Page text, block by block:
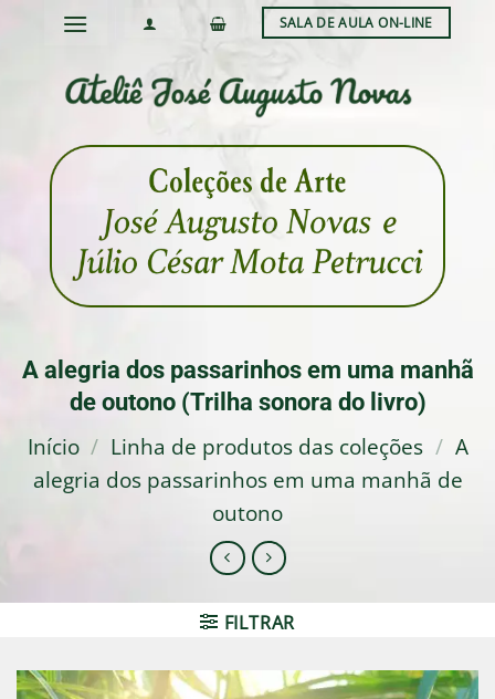
SALA DE AULA ON-LINE
A alegria dos passarinhos em uma manhã
de outono (Trilha sonora do livro)
Início / Linha de produtos das coleções / A
alegria dos passarinhos em uma manhã de
outono
FILTRAR